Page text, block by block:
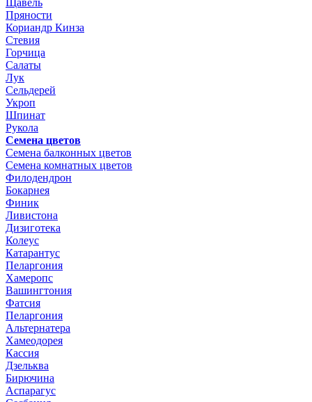
Щавель
Пряности
Кориандр Кинза
Стевия
Горчица
Салаты
Лук
Сельдерей
Укроп
Шпинат
Рукола
Семена цветов
Семена балконных цветов
Семена комнатных цветов
Филодендрон
Бокарнея
Финик
Ливистона
Дизиготека
Колеус
Катарантус
Пеларгония
Хамеропс
Вашингтония
Фатсия
Пеларгония
Альтернатера
Хамеодорея
Кассия
Дзельква
Бирючина
Аспарагус